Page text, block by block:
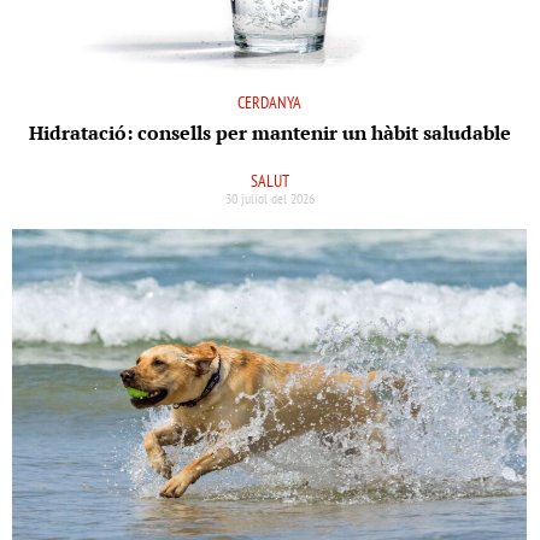
CERDANYA
Hidratació: consells per mantenir un hàbit saludable
SALUT
30 juliol del 2026